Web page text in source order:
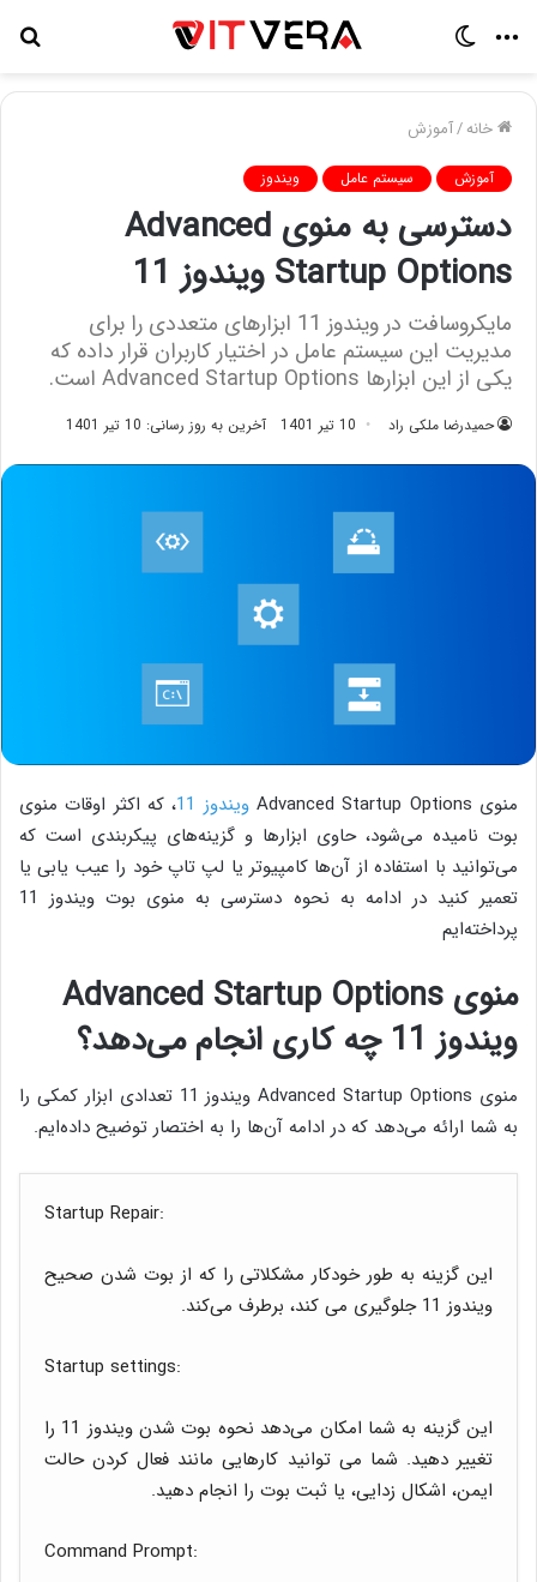
منو
خانه/آموزش
آموزش سیستم عامل ویندوز
دسترسی به منوی Advanced
Startup Options ویندوز 11
مایکروسافت در ویندوز 11 ابزار‌های متعددی را برای
مدیریت این سیستم عامل در اختیار کاربران قرار داده که
یکی از این ابزارها Advanced Startup Options است.
حمیدرضا ملکی راد 10 تیر 1401 آخرین به روز رسانی: 10 تیر 1401
منوی Advanced Startup Options ویندوز 11
، که اکثر اوقات منوی
بوت نامیده می‌شود، حاوی ابزارها و گزینه‌های پیکربندی است که
می‌توانید با استفاده از آن‌ها کامپیوتر یا لپ تاپ خود را عیب یابی یا
تعمیر کنید در ادامه به نحوه دسترسی به منوی بوت ویندوز 11
پرداخته‌ایم
منوی Advanced Startup Options
ویندوز 11 چه کاری انجام می‌دهد؟
منوی Advanced Startup Options ویندوز 11 تعدادی ابزار کمکی را
به شما ارائه می‌دهد که در ادامه آن‌ها را به اختصار توضیح داده‌‌ایم.
Startup Repair:
این گزینه به طور خودکار مشکلاتی را که از بوت شدن صحیح
ویندوز 11 جلوگیری می کند، برطرف می‌کند.
Startup settings:
این گزینه به شما امکان می‌دهد نحوه بوت شدن ویندوز 11 را
تغییر دهید. شما می توانید کارهایی مانند فعال کردن حالت
ایمن، اشکال زدایی، یا ثبت بوت را انجام دهید.
Command Prompt: